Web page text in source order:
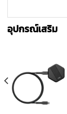
อุปกรณ์เสริม